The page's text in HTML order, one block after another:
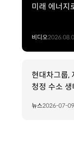
미래 에너지
비디오
현대차그룹,
청정 수소
뉴스2026-07-09